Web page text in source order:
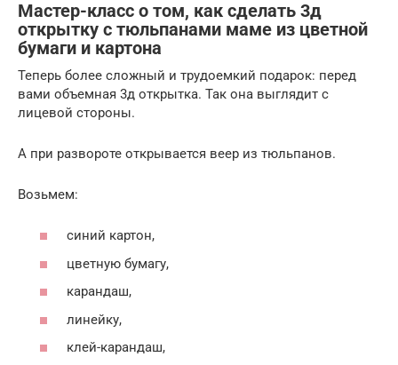
Мастер-класс о том, как сделать 3д
открытку с тюльпанами маме из цветной
бумаги и картона
Теперь более сложный и трудоемкий подарок: перед
вами объемная 3д открытка. Так она выглядит с
лицевой стороны.
А при развороте открывается веер из тюльпанов.
Возьмем:
синий картон,
цветную бумагу,
карандаш,
линейку,
клей-карандаш,